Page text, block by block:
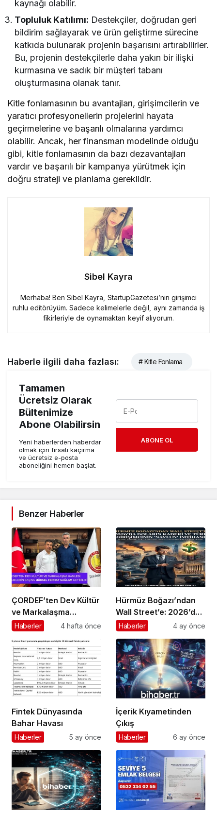
kaynağı olabilir.
Topluluk Katılımı: Destekçiler, doğrudan geri
bildirim sağlayarak ve ürün geliştirme sürecine
katkıda bulunarak projenin başarısını artırabilirler.
Bu, projenin destekçilerle daha yakın bir ilişki
kurmasına ve sadık bir müşteri tabanı
oluşturmasına olanak tanır.
Kitle fonlamasının bu avantajları, girişimcilerin ve
yaratıcı profesyonellerin projelerini hayata
geçirmelerine ve başarılı olmalarına yardımcı
olabilir. Ancak, her finansman modelinde olduğu
gibi, kitle fonlamasının da bazı dezavantajları
vardır ve başarılı bir kampanya yürütmek için
doğru strateji ve planlama gereklidir.
Sibel Kayra
Merhaba! Ben Sibel Kayra, StartupGazetesi’nin girişimci
ruhlu editörüyüm. Sadece kelimelerle değil, aynı zamanda iş
fikirleriyle de oynamaktan keyif alıyorum.
Haberle ilgili daha fazlası: # Kitle Fonlama
Tamamen
Ücretsiz Olarak
Bültenimize
Abone Olabilirsin
Yeni haberlerden haberdar
olmak için fırsatı kaçırma
ve ücretsiz e-posta
aboneliğini hemen başlat.
ABONE OL
Benzer Haberler
ÇORDEF’ten Dev Kültür
ve Markalaşma
Hamlesi: Projelerin
Sağlam Getirildi
Haberler 4 hafta önce
Hürmüz Boğazı’ndan
Wall Street’e: 2026’da
Doların Kaderi ve Türk
İmtihanı
Haberler 4 ay önce
Fintek Dünyasında
Bahar Havası
Haberler 5 ay önce
İçerik Kıyametinden
Çıkış
Haberler 6 ay önce